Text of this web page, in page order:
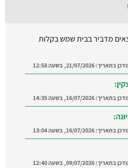
מדביר בבית שמש בקלות
בתאריך:21/07/2026, בשעה 12:58
בתאריך:16/07/2026, בשעה 14:35
בתאריך:16/07/2026, בשעה 13:04
בתאריך:09/07/2026, בשעה 12:40